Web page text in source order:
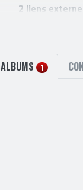
2 liens
ALBUMS 1